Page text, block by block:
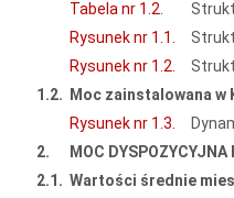
Tabela nr 1.2.
Rysunek nr 1.1.
Rysunek nr 1.2.
1.2.
Moc zainstalowana w
Rysunek nr 1.3.
2.
MOC DYSPOZYCYJNA
2.1. Wartości średnie